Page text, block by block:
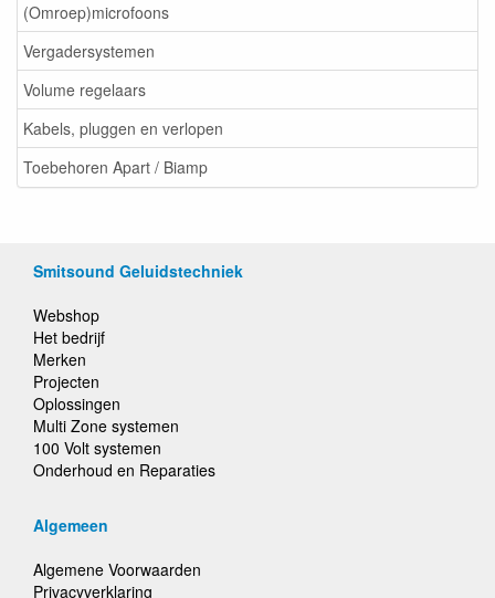
(Omroep)microfoons
Vergadersystemen
Volume regelaars
Kabels, pluggen en verlopen
Toebehoren Apart / Biamp
Smitsound Geluidstechniek
Webshop
Het bedrijf
Merken
Projecten
Oplossingen
Multi Zone systemen
100 Volt systemen
Onderhoud en Reparaties
Algemeen
Algemene Voorwaarden
Privacyverklaring